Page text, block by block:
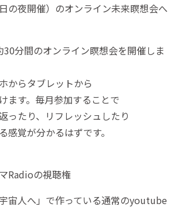
の夜開催）のオンライン未来瞑想会へ
分間のオンライン瞑想会を開催しま
からタブレットから
ます。毎月参加することで
ったり、リフレッシュしたり
感覚が分かるはずです。
Radioの視聴権
宙人へ」で作っている通常のyoutube